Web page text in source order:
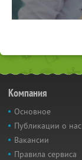
Компания
Основное
Публикации о нас
Вакансии
Правила сервиса